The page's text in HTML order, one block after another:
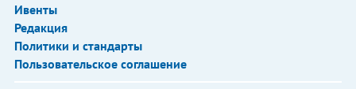
Ивенты
Редакция
Политики и стандарты
Пользовательское соглашение